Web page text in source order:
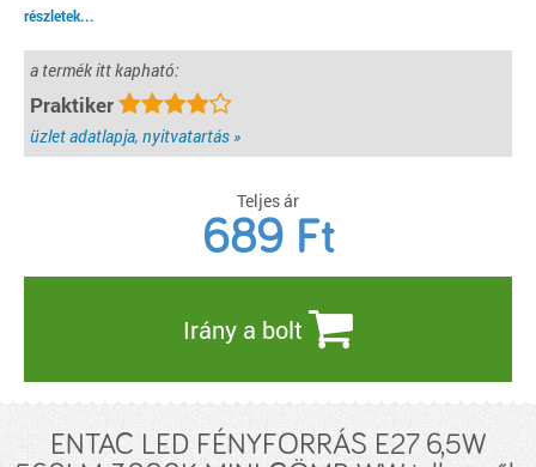
részletek...
a termék itt kapható:
Praktiker
üzlet adatlapja, nyitvatartás »
Teljes ár
689 Ft
Irány a bolt
ENTAC LED FÉNYFORRÁS E27 6,5W